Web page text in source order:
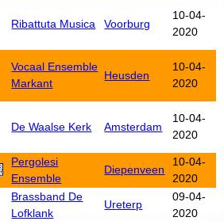
Ribattuta Musica Voorburg
10-04-
2020
Vocaal Ensemble
Markant
Heusden
10-04-
2020
De Waalse Kerk Amsterdam
10-04-
2020
Pergolesi
Ensemble
Diepenveen
10-04-
2020
Brassband De
Lofklank
Ureterp
09-04-
2020